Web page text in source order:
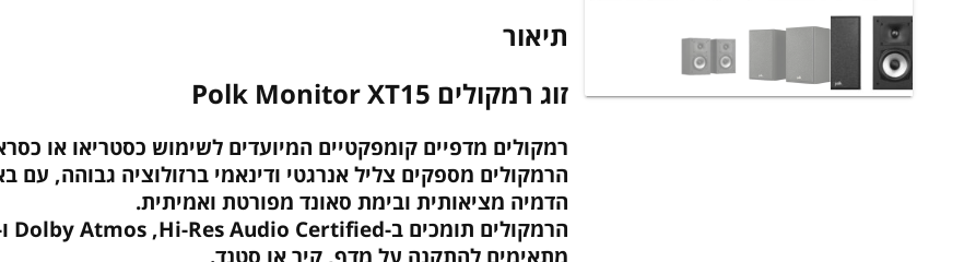
תיאור
זוג רמקולים Polk Monitor XT15
רמקולים מדפיים קומפקטיים המיועדים לשימוש כסטריאו או
הרמקולים מספקים צליל אנרגטי ודינאמי ברזולוציה גבוהה,
הדמיה מציאותית ובימת סאונד מפורטת ואמיתית.
הרמקולים תומכים ב-Hi-Res Audio Certified, ‏Dolby Atmos ו-DTS:X,
מתאימים להתקנה על מדף, קיר או סטנד.